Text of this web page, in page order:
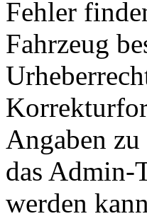
Fehler
Fahrzeug
Angaben
das Admin-
werden